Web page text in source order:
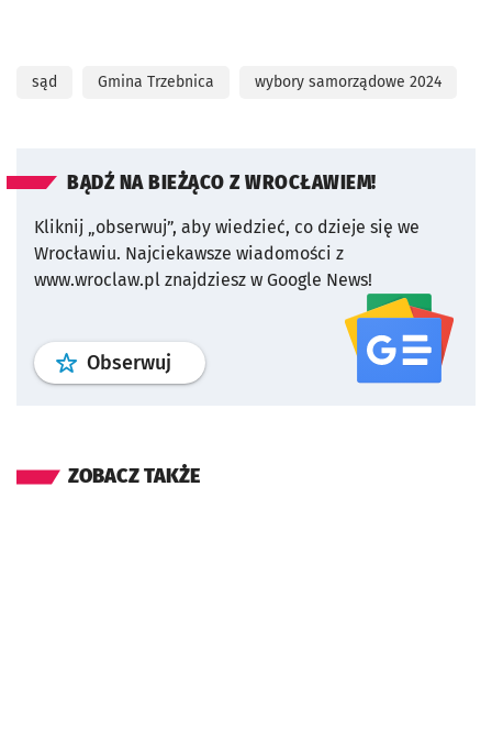
sąd Gmina Trzebnica wybory samorządowe 2024
BĄDŹ NA BIEŻĄCO Z WROCŁAWIEM!
Kliknij „obserwuj”, aby wiedzieć, co dzieje się we
Wrocławiu. Najciekawsze wiadomości z
www.wroclaw.pl znajdziesz w Google News!
Obserwuj profil serwisu
ZOBACZ TAKŻE